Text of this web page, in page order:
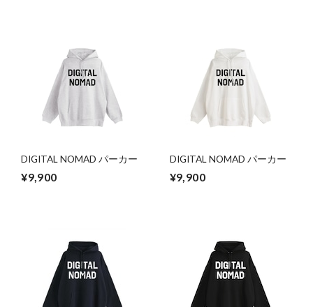
DIGITAL NOMAD パーカー
¥9,900
DIGITAL NOMAD パーカー
¥9,900